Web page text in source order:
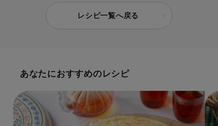
レシピ一覧へ戻る
あなたにおすすめのレシピ